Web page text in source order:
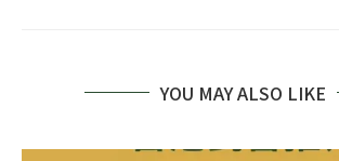
YOU MAY ALSO LIKE